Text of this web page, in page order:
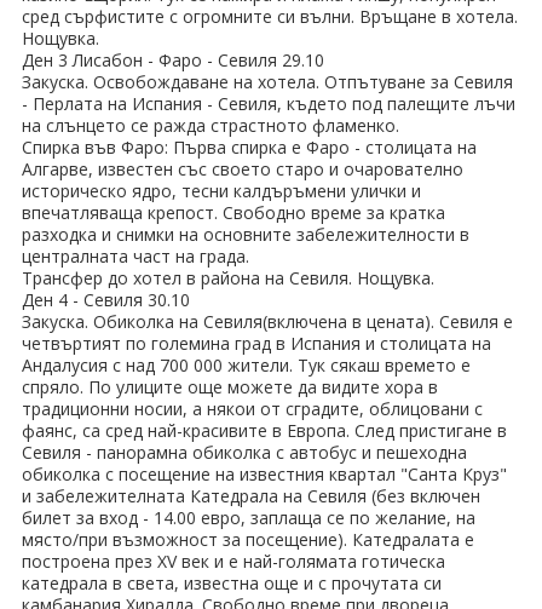
Хотели в България
Хотели в чужбина
ЕЗИКОВО УЧИЛИЩЕ
SUMMER ENGLISH TALENTS ACADEMY
ВХОД ЗА АГЕНТИ
сред сърфистите с огромните си вълни. Връщане в хотела.
Нощувка.
Ден 3 Лисабон - Фаро - Севиля 29.10
Закуска. Освобождаване на хотела. Отпътуване за Севиля
- Перлата на Испания - Севиля, където под палещите лъчи
на слънцето се ражда страстното фламенко.
Спирка във Фаро: Първа спирка е Фаро - столицата на
Алгарве, известен със своето старо и очарователно
историческо ядро, тесни калдъръмени улички и
впечатляваща крепост. Свободно време за кратка
разходка и снимки на основните забележителности в
централната част на града.
Трансфер до хотел в района на Севиля. Нощувка.
Ден 4 - Севиля 30.10
Закуска. Обиколка на Севиля(включена в цената). Севиля е
четвъртият по големина град в Испания и столицата на
Андалусия с над 700 000 жители. Тук сякаш времето е
спряло. По улиците още можете да видите хора в
традиционни носии, а някои от сградите, облицовани с
фаянс, са сред най-красивите в Европа. След пристигане в
Севиля - панорамна обиколка с автобус и пешеходна
обиколка с посещение на известния квартал "Санта Круз"
и забележителната Катедрала на Севиля (без включен
билет за вход - 14.00 евро, заплаща се по желание, на
място/при възможност за посещение). Катедралата е
построена през XV век и е най-голямата готическа
катедрала в света, известна още и с прочутата си